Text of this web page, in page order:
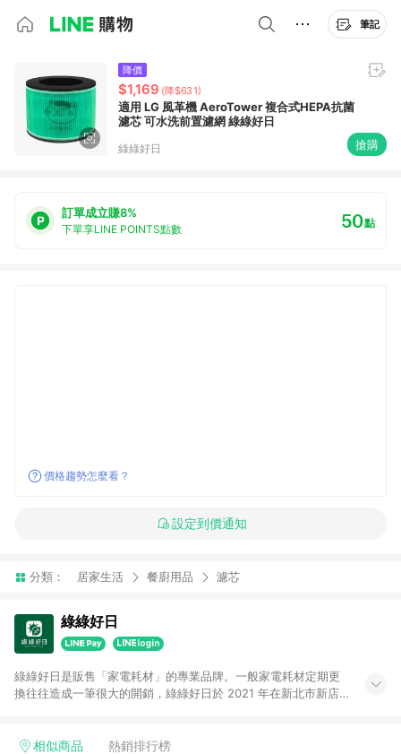
筆記
降價
$1,169 (降$631)
適用 LG 風革機 AeroTower 複合式HEPA抗菌
濾芯 可水洗前置濾網 綠綠好日
綠綠好日 搶購
訂單成立賺8%
下單享LINE POINTS點數 50點
價格趨勢怎麼看？
設定到價通知
分類： 居家生活 餐廚用品 濾芯
綠綠好日
綠綠好日是販售「家電耗材」的專業品牌。一般家電耗材定期更
換往往造成一筆很大的開銷，綠綠好日於 2021 年在新北市新店
型號以上的家電耗材產品；目前綠綠好日在各大通路皆有上架，
相似商品 熱銷排行榜